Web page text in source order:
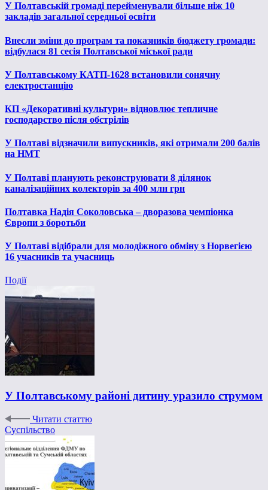
У Полтавській громаді перейменували більше ніж 10
закладів загальної середньої освіти
Внесли зміни до програм та показників бюджету громади:
відбулася 81 сесія Полтавської міської ради
У Полтавському КАТП-1628 встановили сонячну
електростанцію
КП «Декоративні культури» відновлює тепличне
господарство після обстрілів
У Полтаві відзначили випускників, які отримали 200 балів
на НМТ
У Полтаві планують реконструювати 8 ділянок
каналізаційних колекторів за 400 млн грн
Полтавка Надія Соколовська – дворазова чемпіонка
Європи з боротьби
У Полтаві відібрали для молодіжного обміну з Норвегією
16 учасників та учасниць
Події
У Полтавському районі дитину уразило струмом
Читати статтю
Суспільство